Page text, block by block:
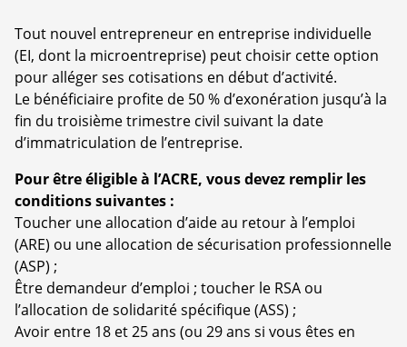
Tout nouvel entrepreneur en entreprise individuelle
(EI, dont la microentreprise) peut choisir cette option
pour alléger ses cotisations en début d’activité.
Le bénéficiaire profite de 50 % d’exonération jusqu’à la
fin du troisième trimestre civil suivant la date
d’immatriculation de l’entreprise.
Pour être éligible à l’ACRE, vous devez remplir les
conditions suivantes :
Toucher une allocation d’aide au retour à l’emploi
(ARE) ou une allocation de sécurisation professionnelle
(ASP) ;
Être demandeur d’emploi ; toucher le RSA ou
l’allocation de solidarité spécifique (ASS) ;
Avoir entre 18 et 25 ans (ou 29 ans si vous êtes en